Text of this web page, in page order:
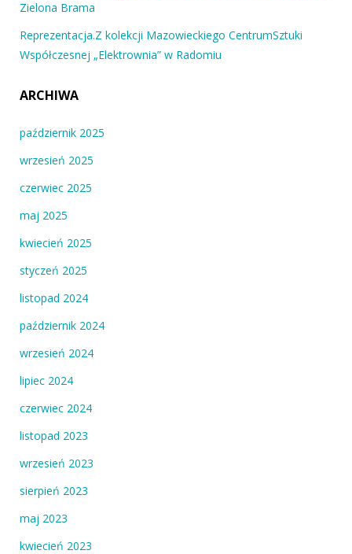
Zielona Brama
Reprezentacja.Z kolekcji Mazowieckiego CentrumSztuki
Współczesnej „Elektrownia” w Radomiu
ARCHIWA
październik 2025
wrzesień 2025
czerwiec 2025
maj 2025
kwiecień 2025
styczeń 2025
listopad 2024
październik 2024
wrzesień 2024
lipiec 2024
czerwiec 2024
listopad 2023
wrzesień 2023
sierpień 2023
maj 2023
kwiecień 2023